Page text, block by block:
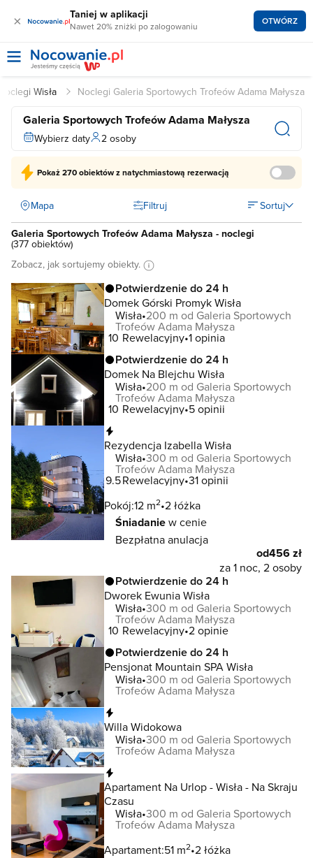
× Taniej w aplikacji
Nawet 20% zniżki po zalogowaniu OTWÓRZ
Wisła Noclegi Galeria Sportowych Trofeów Adama Małysza
Galeria Sportowych Trofeów Adama Małysza
Wybierz daty 2 osoby
Pokaż270 obiektówz natychmiastową rezerwacją
Mapa Filtruj
Sortuj
Galeria Sportowych Trofeów Adama Małysza - noclegi
(377 obiektów)
Zobacz, jak sortujemy obiekty.
Potwierdzenie do 24 h
Domek Górski Promyk Wisła
Wisła 200 m od Galeria Sportowych
Trofeów Adama Małysza
10 Rewelacyjny 1 opinia
Potwierdzenie do 24 h
Domek Na Blejchu Wisła
Wisła 200 m od Galeria Sportowych
Trofeów Adama Małysza
10 Rewelacyjny 5 opinii
Rezydencja Izabella Wisła
Wisła 300 m od Galeria Sportowych
Trofeów Adama Małysza
9.5Rewelacyjny 31 opinii
Pokój:12 m2 2 łóżka
Śniadaniew cenie
Bezpłatna anulacja
od456 zł
za 1 noc, 2 osoby
Potwierdzenie do 24 h
Dworek Ewunia Wisła
Wisła 300 m od Galeria Sportowych
Trofeów Adama Małysza
10 Rewelacyjny 2 opinie
Potwierdzenie do 24 h
Pensjonat Mountain SPA Wisła
Wisła 300 m od Galeria Sportowych
Trofeów Adama Małysza
Willa Widokowa
Wisła 300 m od Galeria Sportowych
Trofeów Adama Małysza
Apartament Na Urlop - Wisła - Na Skraju
Czasu
Wisła 300 m od Galeria Sportowych
Trofeów Adama Małysza
Apartament:51 m2 2 łóżka